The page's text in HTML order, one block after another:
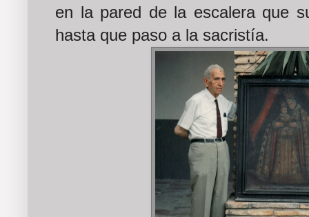
en la pared de la escalera que
hasta que paso a la sacristía.